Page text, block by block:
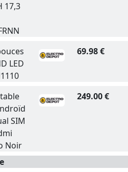
17,3
LED
69.98 €
SIM
Noir
249.00 €